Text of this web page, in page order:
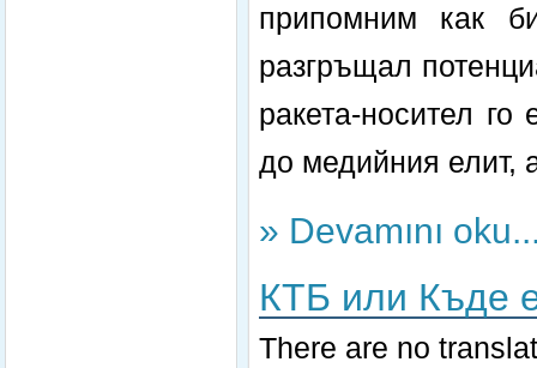
припомним как
разгръщал
ракета-носител го
до медийния елит,
» Devamını
КТБ или Къде
There are no